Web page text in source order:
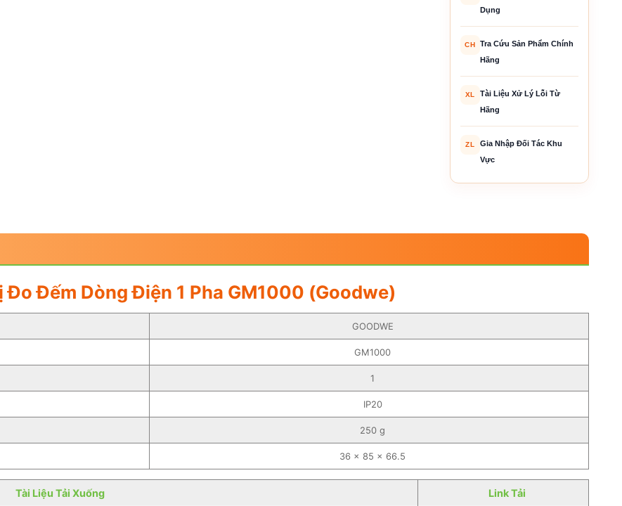
Dụng
CH
Tra Cứu Sản Phẩm Chính
Hãng
XL
Tài Liệu Xử Lý Lỗi Từ
Hãng
ZL
Gia Nhập Đối Tác Khu
Vực
Đếm Dòng Điện 1 Pha GM1000 (Goodwe)
GOODWE
GM1000
1
IP20
250 g
36 × 85 × 66.5
Tài Liệu Tải Xuống Link Tải